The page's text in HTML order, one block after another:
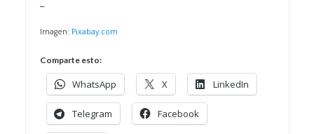
Imagen: Pixabay.com
Comparte esto:
WhatsApp X LinkedIn
Telegram Facebook